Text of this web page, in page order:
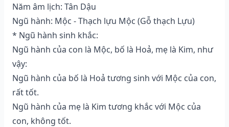
Năm âm lịch: Tân Dậu
Ngũ hành: Mộc - Thạch lựu Mộc (Gỗ thạch Lựu)
* Ngũ hành sinh khắc:
Ngũ hành của con là Mộc, bố là Hoả, mẹ là Kim, như
vậy:
Ngũ hành của bố là Hoả tương sinh với Mộc của con,
rất tốt.
Ngũ hành của mẹ là Kim tương khắc với Mộc của
con, không tốt.